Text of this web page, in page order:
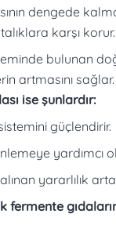
dengede
karşı korur.
bulunan
artmasını sağlar.
ise şunlardır:
güçlendirir.
yardımcı
yararlılık
fermente